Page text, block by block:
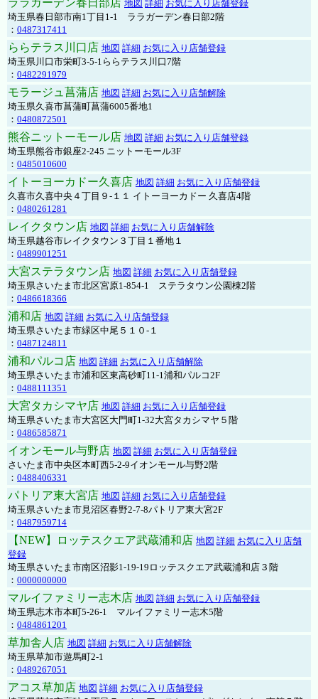
ララガーデン春日部店 地図 詳細 お気に入り店舗登録
埼玉県春日部市南1丁目1-1 ララガーデン春日部2階
： 0487317411
ららテラス川口店 地図 詳細 お気に入り店舗登録
埼玉県川口市栄町3-5-1ららテラス川口7階
： 0482291979
モラージュ菖蒲店 地図 詳細 お気に入り店舗解除
埼玉県久喜市菖蒲町菖蒲6005番地1
： 0480872501
熊谷ニットーモール店 地図 詳細 お気に入り店舗登録
埼玉県熊谷市銀座2-245 ニットーモール3F
： 0485010600
イトーヨーカドー久喜店 地図 詳細 お気に入り店舗登録
久喜市久喜中央４丁目９-１１ イトーヨーカドー 久喜店4階
： 0480261281
レイクタウン店 地図 詳細 お気に入り店舗解除
埼玉県越谷市レイクタウン３丁目１番地１
： 0489901251
大宮ステラタウン店 地図 詳細 お気に入り店舗登録
埼玉県さいたま市北区宮原1-854-1 ステラタウン公園棟2階
： 0486618366
浦和店 地図 詳細 お気に入り店舗登録
埼玉県さいたま市緑区中尾５１０-１
： 0487124811
浦和パルコ店 地図 詳細 お気に入り店舗解除
埼玉県さいたま市浦和区東高砂町11-1浦和パルコ2F
： 0488111351
大宮タカシマヤ店 地図 詳細 お気に入り店舗登録
埼玉県さいたま市大宮区大門町1-32大宮タカシマヤ５階
： 0486585871
イオンモール与野店 地図 詳細 お気に入り店舗登録
さいたま市中央区本町西5-2-9イオンモール与野2階
： 0488406331
パトリア東大宮店 地図 詳細 お気に入り店舗登録
埼玉県さいたま市見沼区春野2-7-8パトリア東大宮2F
： 0487959714
【NEW】ロッテスクエア武蔵浦和店 地図 詳細 お気に入り店舗
登録
埼玉県さいたま市南区沼影1-19-19ロッテスクエア武蔵浦和店３階
： 0000000000
マルイファミリー志木店 地図 詳細 お気に入り店舗登録
埼玉県志木市本町5-26-1 マルイファミリー志木5階
： 0484861201
草加舎人店 地図 詳細 お気に入り店舗解除
埼玉県草加市遊馬町2-1
： 0489267051
アコス草加店 地図 詳細 お気に入り店舗登録